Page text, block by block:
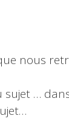
nous
sujet …